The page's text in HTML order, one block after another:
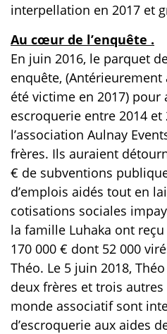
interpellation en 2017 et
Au cœur de l’enquête .
En juin 2016, le parquet
enquête, (Antérieurement
été victime en 2017)
escroquerie entre 2014 et
l’association Aulnay
frères. Ils auraient
€ de subventions
d’emplois aidés tout en
cotisations sociales
la famille Luhaka ont reçu
170 000 € dont 52 000
Théo. Le 5 juin 2018,
deux frères et trois
monde associatif sont
d’escroquerie aux aides